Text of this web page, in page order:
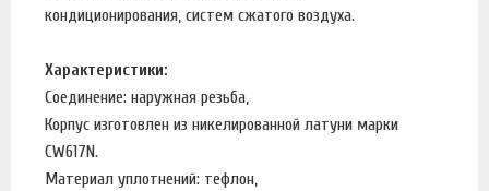
кондиционирования, систем сжатого воздуха.
Характеристики:
Соединение: наружная резьба,
Корпус изготовлен из никелированной латуни марки
CW617N.
Материал уплотнений: тефлон,